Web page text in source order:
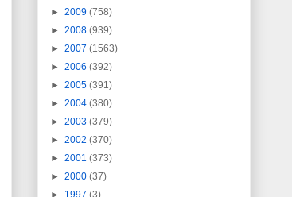
► 2009 (758)
► 2008 (939)
► 2007 (1563)
► 2006 (392)
► 2005 (391)
► 2004 (380)
► 2003 (379)
► 2002 (370)
► 2001 (373)
► 2000 (37)
► 1997 (3)